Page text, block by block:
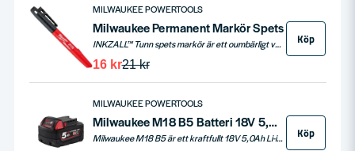
MILWAUKEE POWERTOOLS
Milwaukee Permanent Markör Spets
INKZALL™ Tunn spets markör är ett oumbärligt verktyg för bygg- och kontorsmiljöer, med en hållbar spets som förblir skarp och motstår tryck. Idealisk för markering på grova ytor som betong, samt på trä, metall, plywood och plast. Markören har snabbverkande bläck, fungerar även efter 72 timmar utan kork och är utrustad med praktiska fästen och hål för enkel hantering och förvaring.
21 kr
16 kr
Köp
MILWAUKEE POWERTOOLS
Milwaukee M18 B5 Batteri 18V 5,0ah
Milwaukee M18 B5 är ett kraftfullt 18V 5,0Ah Li-ion batteri som passar till alla Milwaukee M18-verktyg. Utrustat med REDLINK™ elektronik erbjuder batteriet överlägset skydd mot överbelastning, överhettning och överurladdning. Det vibrations- och stöttåliga höljet skyddar cellerna och säkerställer lång livslängd, medan individuell cellövervakning maximerar prestanda och produktivitet. Med upp till 2x längre driftstid och fler uppladdningar jämfört med tidigare batteriteknik, är M18 B5 det perfekta valet för både professionella hantverkare och gör-det-själv-entusiaster. Köp